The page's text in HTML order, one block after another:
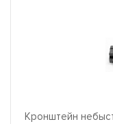
Кронштейн